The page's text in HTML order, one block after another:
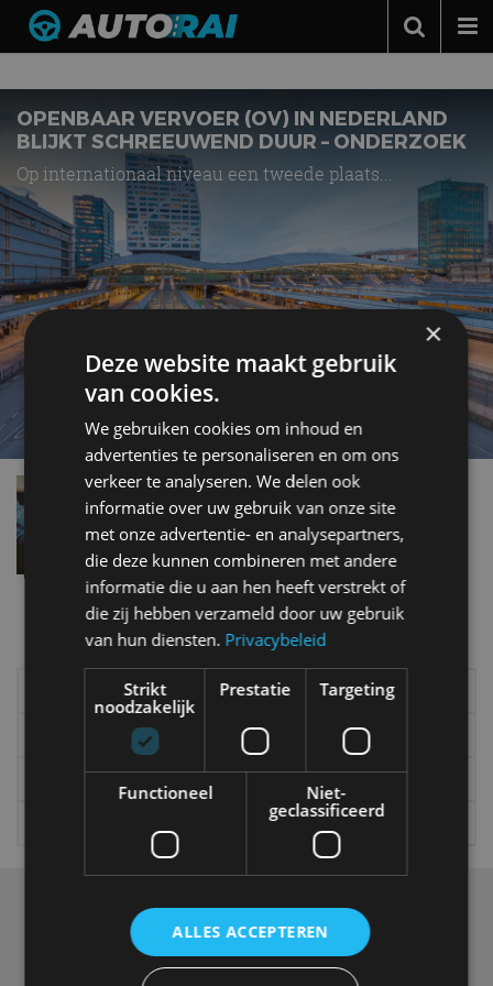
Podcast
Automerken
Adverteren
Contact
MotorRAI.nl
Nieuws overopenbaar vervoer
OPENBAAR VERVOER (OV) IN NEDERLAND
BLIJKT SCHREEUWEND DUUR – ONDERZOEK
Op internationaal niveau een tweede plaats...
Nederlanders bieden massaal een lift aan door
staking OV
mei 2019
Meer autonieuws
Alle categorieën van AutoRAI.nl
Elektrisch
Autotests
Interview
Column
Gadgets
Tech
Games
Op AutoRAI.nl vind je alles waar het hart van een
autoliefhebber sneller van gaat kloppen. In beeld én geluid,
van stadsauto tot supercar.
levert je het laatste
×
Deze website maakt gebruik
van cookies.
We gebruiken cookies om inhoud en
advertenties te personaliseren en om ons
verkeer te analyseren. We delen ook
informatie over uw gebruik van onze site
met onze advertentie- en analysepartners,
die deze kunnen combineren met andere
informatie die u aan hen heeft verstrekt of
die zij hebben verzameld door uw gebruik
van hun diensten. Privacybeleid
Strikt
noodzakelijk
Prestatie Targeting
Functioneel
Niet-
geclassificeerd
ALLES ACCEPTEREN